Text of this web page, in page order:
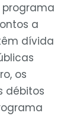
a
dívida
os
débitos